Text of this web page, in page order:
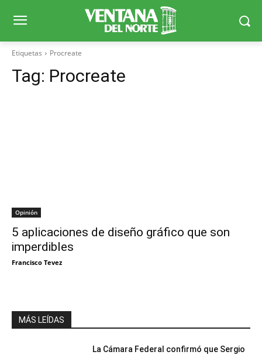
Etiquetas Procreate
Tag: Procreate
Opinión
5 aplicaciones de diseño gráfico que son
imperdibles
Francisco Tevez
MÁS LEÍDAS
La Cámara Federal confirmó que Sergio